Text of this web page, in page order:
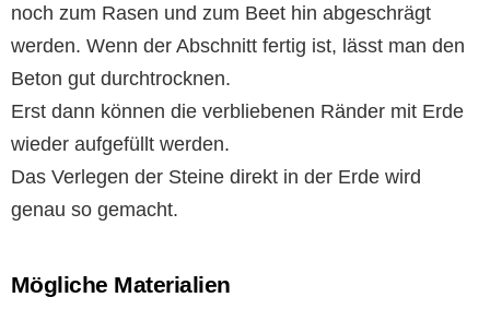
noch zum Rasen und zum Beet hin abgeschrägt
werden. Wenn der Abschnitt fertig ist, lässt man den
Beton gut durchtrocknen.
Erst dann können die verbliebenen Ränder mit Erde
wieder aufgefüllt werden.
Das Verlegen der Steine direkt in der Erde wird
genau so gemacht.
Mögliche Materialien